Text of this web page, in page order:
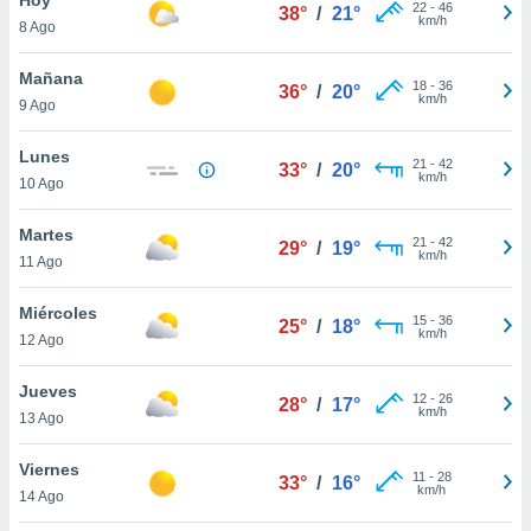
en
más
nuestra
de
cookies
aceptar
8 Ago
38° / 21° 22- 46
km/h
Mañana
9 Ago
36° / 20° 18- 36
km/h
Lunes
10 Ago
33° / 20° 21 - 42
km/h
Martes
11 Ago
29° / 19° 21 - 42
km/h
Miércoles
12 Ago
25° / 18° 15- 36
km/h
Jueves
13 Ago
28° / 17° 12- 26
km/h
Viernes
14 Ago
33° / 16° 11 - 28
km/h